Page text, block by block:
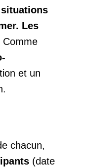
Les
Comme
et un
chacun,
(date